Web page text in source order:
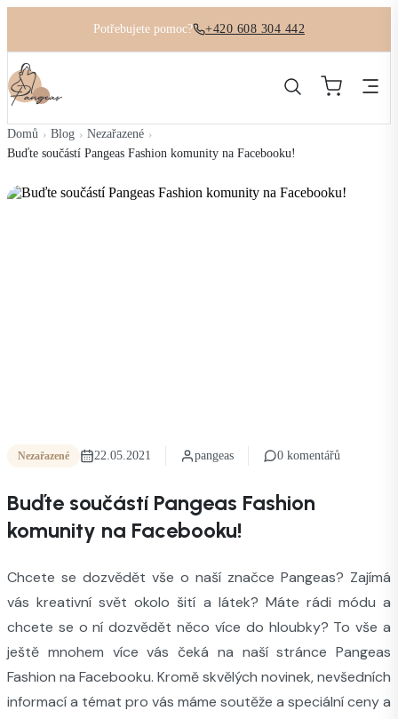
Potřebujete pomoc? +420 608 304 442
Domů › Blog › Nezařazené ›
Buďte součástí Pangeas Fashion komunity na Facebooku!
Nezařazené 22.05.2021 pangeas 0 komentářů
Buďte součástí Pangeas Fashion
komunity na Facebooku!
Chcete se dozvědět vše o naší značce Pangeas? Zajímá
vás kreativní svět okolo šití a látek? Máte rádi módu a
chcete se o ní dozvědět něco více do hloubky? To vše a
ještě mnohem více vás čeká na naší stránce Pangeas
Fashion na Facebooku. Kromě skvělých novinek, nevšedních
informací a témat pro vás máme soutěže a speciální ceny a